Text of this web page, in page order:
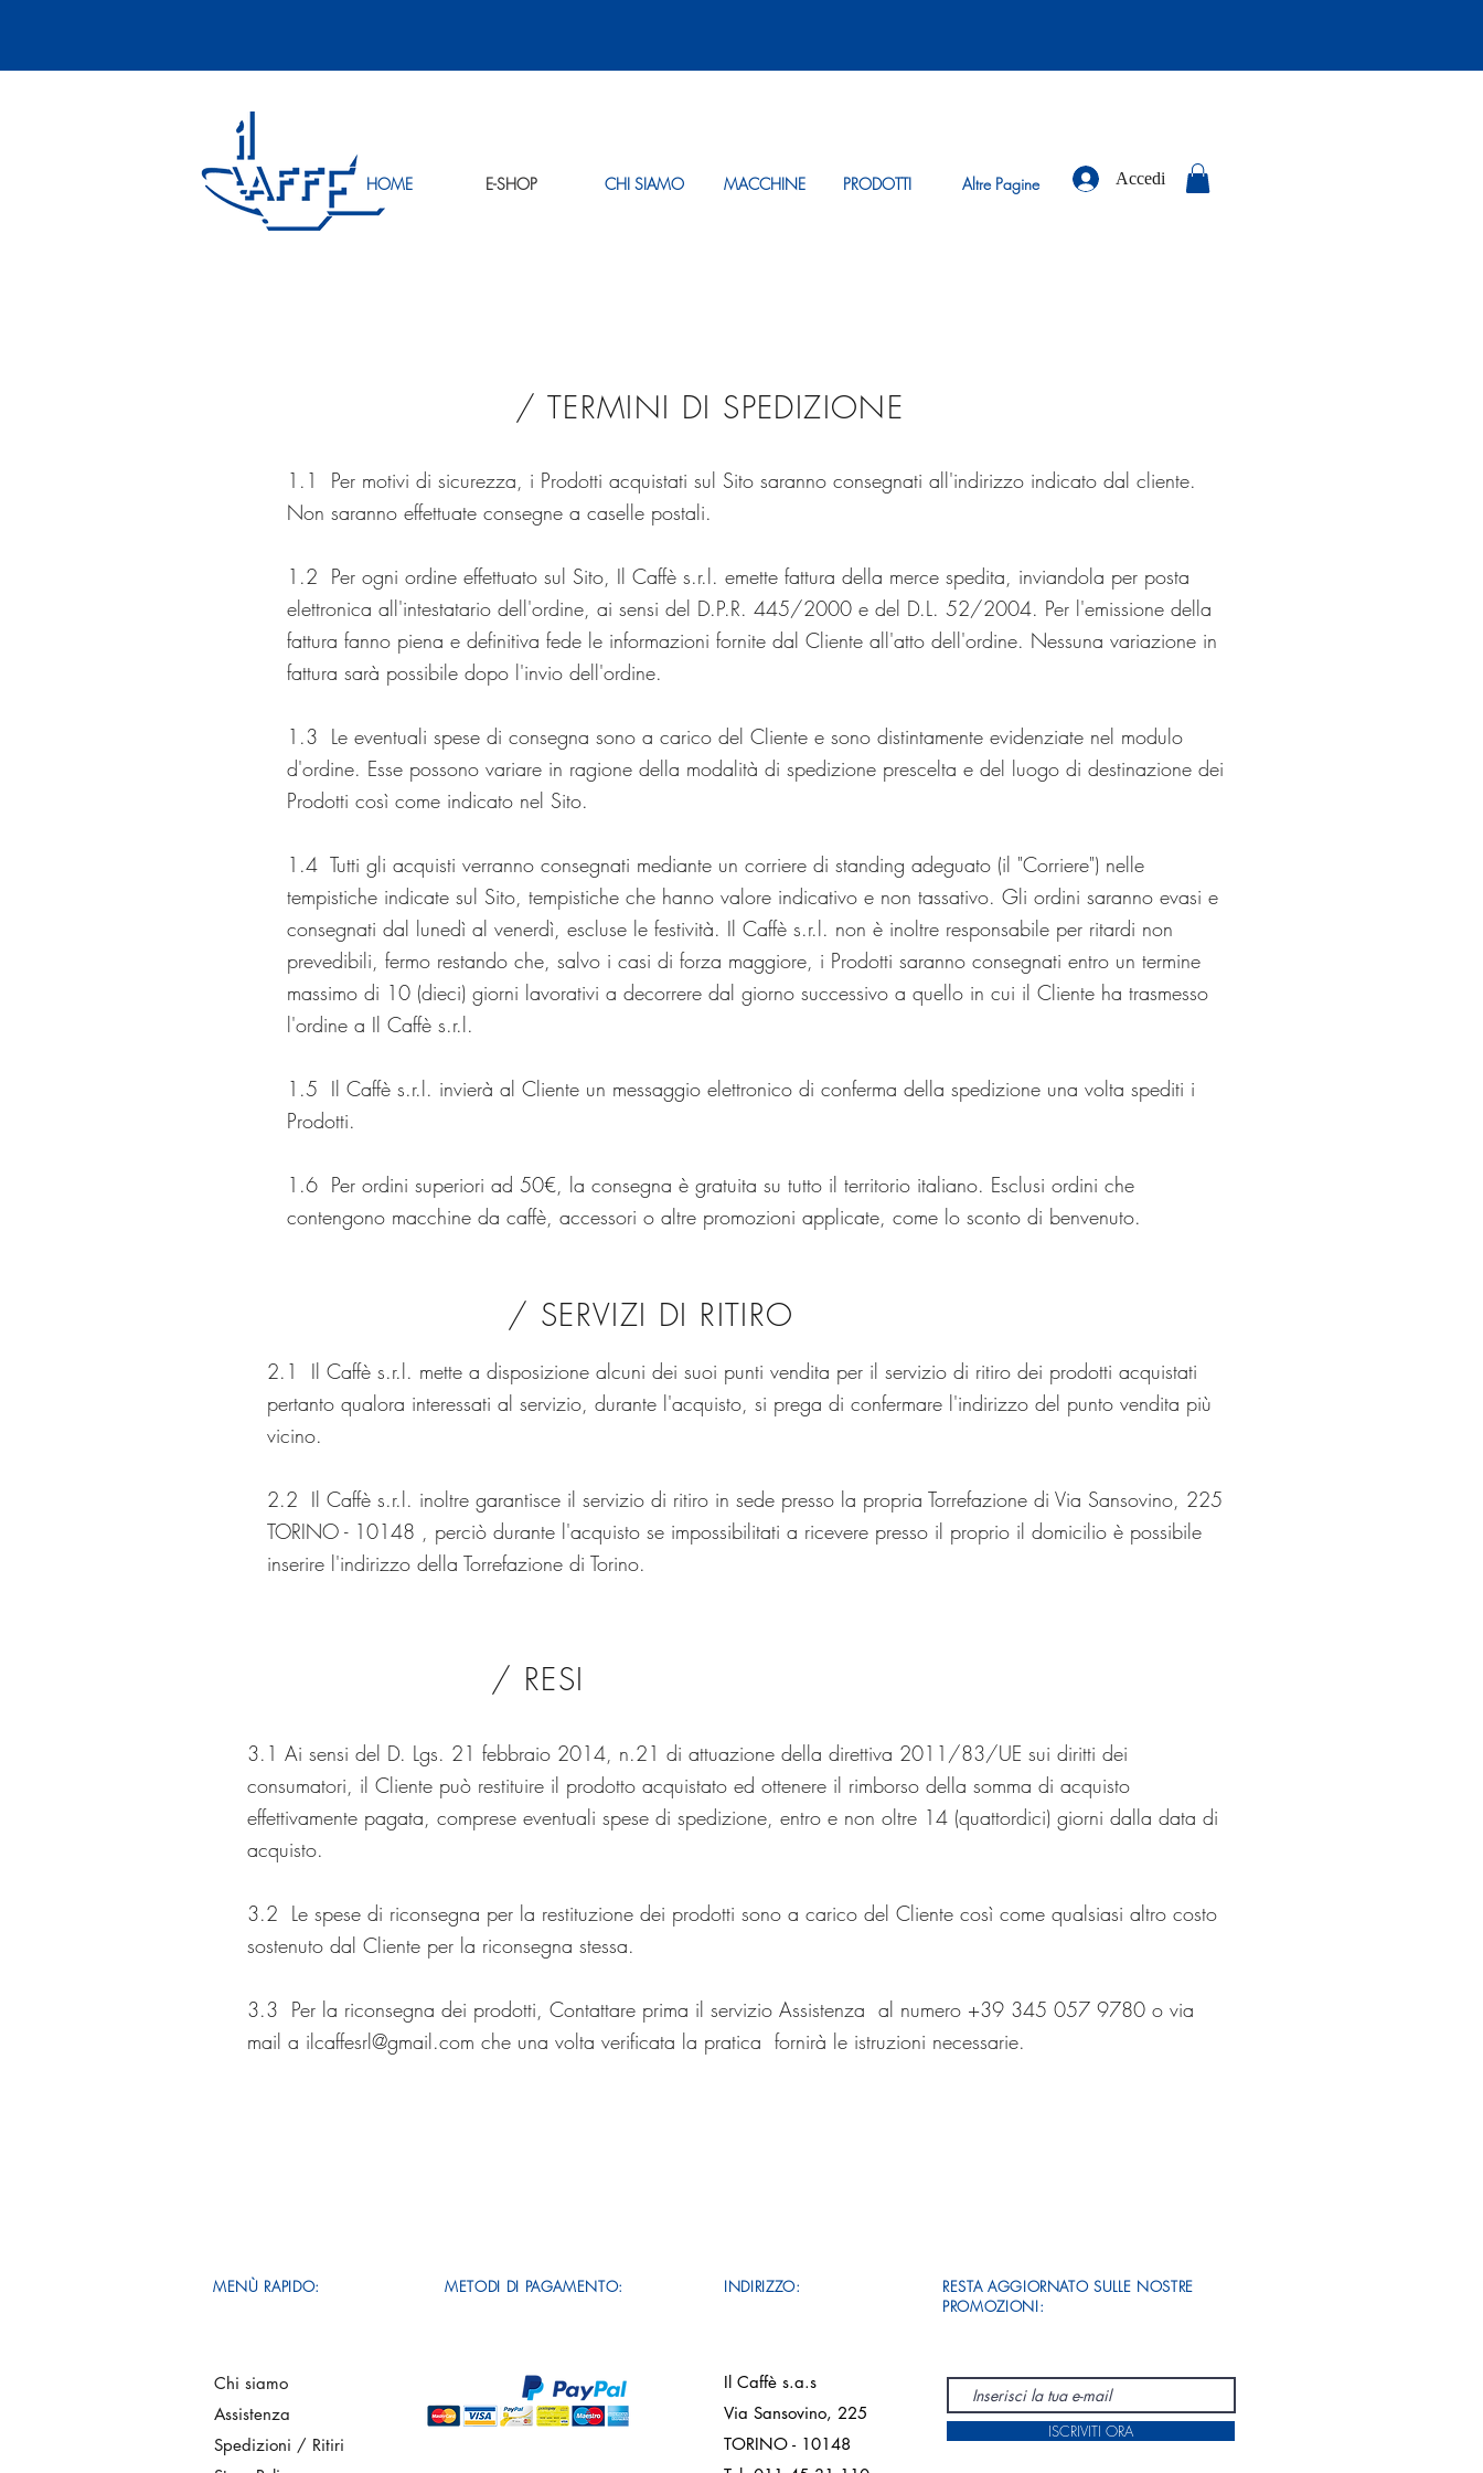
HOME E-SHOP CHI SIAMO MACCHINE PRODOTTI Altre Pagine Accedi
/ TERMINI DI SPEDIZIONE
1.1 Per motivi di sicurezza, i Prodotti acquistati sul Sito saranno consegnati all'indirizzo indicato dal cliente.
Non saranno effettuate consegne a caselle postali.
1.2 Per ogni ordine effettuato sul Sito, Il Caffè s.r.l. emette fattura della merce spedita, inviandola per posta
elettronica all'intestatario dell'ordine, ai sensi del D.P.R. 445/2000 e del D.L. 52/2004. Per l'emissione della
fattura fanno piena e definitiva fede le informazioni fornite dal Cliente all'atto dell'ordine. Nessuna variazione in
fattura sarà possibile dopo l'invio dell'ordine.
1.3 Le eventuali spese di consegna sono a carico del Cliente e sono distintamente evidenziate nel modulo
d'ordine. Esse possono variare in ragione della modalità di spedizione prescelta e del luogo di destinazione dei
Prodotti così come indicato nel Sito.
1.4 Tutti gli acquisti verranno consegnati mediante un corriere di standing adeguato (il "Corriere") nelle
tempistiche indicate sul Sito, tempistiche che hanno valore indicativo e non tassativo. Gli ordini saranno evasi e
consegnati dal lunedì al venerdì, escluse le festività. Il Caffè s.r.l. non è inoltre responsabile per ritardi non
prevedibili, fermo restando che, salvo i casi di forza maggiore, i Prodotti saranno consegnati entro un termine
massimo di 10 (dieci) giorni lavorativi a decorrere dal giorno successivo a quello in cui il Cliente ha trasmesso
l'ordine a Il Caffè s.r.l.
1.5 Il Caffè s.r.l. invierà al Cliente un messaggio elettronico di conferma della spedizione una volta spediti i
Prodotti.
1.6 Per ordini superiori ad 50€, la consegna è gratuita su tutto il territorio italiano. Esclusi ordini che
contengono macchine da caffè, accessori o altre promozioni applicate, come lo sconto di benvenuto.
/ SERVIZI DI RITIRO
2.1 Il Caffè s.r.l. mette a disposizione alcuni dei suoi punti vendita per il servizio di ritiro dei prodotti acquistati
pertanto qualora interessati al servizio, durante l'acquisto, si prega di confermare l'indirizzo del punto vendita più
vicino.
2.2 Il Caffè s.r.l. inoltre garantisce il servizio di ritiro in sede presso la propria Torrefazione di Via Sansovino, 225
TORINO - 10148 , perciò durante l'acquisto se impossibilitati a ricevere presso il proprio il domicilio è possibile
inserire l'indirizzo della Torrefazione di Torino.
/ RESI
3.1 Ai sensi del D. Lgs. 21 febbraio 2014, n.21 di attuazione della direttiva 2011/83/UE sui diritti dei
consumatori, il Cliente può restituire il prodotto acquistato ed ottenere il rimborso della somma di acquisto
effettivamente pagata, comprese eventuali spese di spedizione, entro e non oltre 14 (quattordici) giorni dalla data di
acquisto.
3.2 Le spese di riconsegna per la restituzione dei prodotti sono a carico del Cliente così come qualsiasi altro costo
sostenuto dal Cliente per la riconsegna stessa.
3.3 Per la riconsegna dei prodotti, Contattare prima il servizio Assistenza al numero ‎+39 345 057 9780 o via
mail a ilcaffesrl@gmail.com che una volta verificata la pratica fornirà le istruzioni necessarie.
MENÙ RAPIDO: METODI DI PAGAMENTO: INDIRIZZO:
RESTA AGGIORNATO SULLE NOSTRE
PROMOZIONI:
Chi siamo
Assistenza
Spedizioni / Ritiri
Il Caffè s.a.s
Via Sansovino, 225
TORINO - 10148
ISCRIVITI ORA